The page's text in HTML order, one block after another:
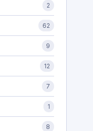
2
62
9
12
7
1
8